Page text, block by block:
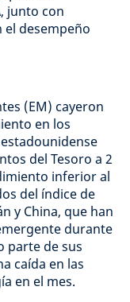
junto con
desempeño
(EM) cayeron
en los
del Tesoro a 2
inferior al
del índice de
y China, que han
durante
parte de sus
caída en las
en el mes.